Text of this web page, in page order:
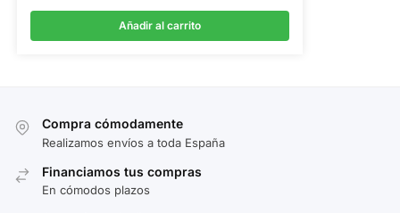
Añadir al carrito
Compra cómodamente
Realizamos envíos a toda España
Financiamos tus compras
En cómodos plazos